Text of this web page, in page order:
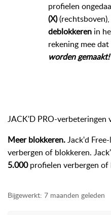
profielen
(X)
deblokkeren in
rekening mee dat
worden gemaakt!
JACK'D PRO-verbeteringen
Meer blokkeren.Jack'd
verbergen of blokkeren.
5.000profielen verbergen of
Bijgewerkt: 7 maanden geleden